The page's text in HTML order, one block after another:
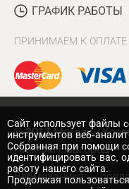
ГРАФИК РАБОТЫ
ПРИНИМАЕМ К ОПЛАТЕ
© 2017 Магазин
Нижний Новгород
Вебмеханика —
Cайт использует файлы
инструментов веб-
Собранная при помощи
идентифицировать вас,
работу нашего сайта.
Продолжая